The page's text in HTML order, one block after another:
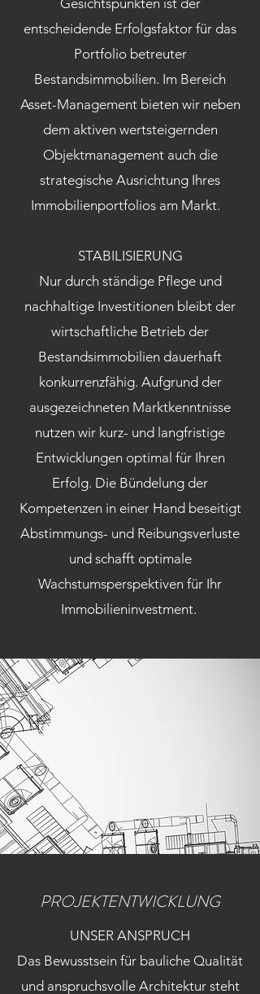
Gesichtspunkten ist der
entscheidende Erfolgsfaktor für das
Portfolio betreuter
Bestandsimmobilien. Im Bereich
Asset-Management bieten wir neben
dem aktiven wertsteigernden
Objektmanagement auch die
strategische Ausrichtung Ihres
Immobilienportfolios am Markt.
STABILISIERUNG
Nur durch ständige Pflege und
nachhaltige Investitionen bleibt der
wirtschaftliche Betrieb der
Bestandsimmobilien dauerhaft
konkurrenzfähig. Aufgrund der
ausgezeichneten Marktkenntnisse
nutzen wir kurz- und langfristige
Entwicklungen optimal für Ihren
Erfolg. Die Bündelung der
Kompetenzen in einer Hand beseitigt
Abstimmungs- und Reibungsverluste
und schafft optimale
Wachstumsperspektiven für Ihr
Immobilieninvestment.
PROJEKTENTWICKLUNG
UNSER ANSPRUCH
Das Bewusstsein für bauliche Qualität
und anspruchsvolle Architektur steht